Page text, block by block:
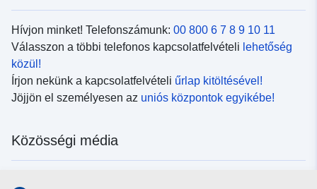
Hívjon minket! Telefonszámunk: 00 800 6 7 8 9 10 11
Válasszon a többi telefonos kapcsolatfelvételi lehetőség
közül!
Írjon nekünk a kapcsolatfelvételi űrlap kitöltésével!
Jöjjön el személyesen az uniós központok egyikébe!
Közösségi média